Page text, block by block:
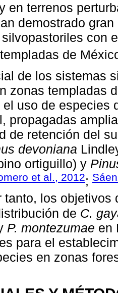
en terrenos
demostrado
con
de
de los sistemas
zonas templadas
el uso de especies
propagadas
de retención del
devoniana
ortiguillo) y
et al., 2012;
tanto, los objetivos
de C.
P. montezumae en
para el
en zonas